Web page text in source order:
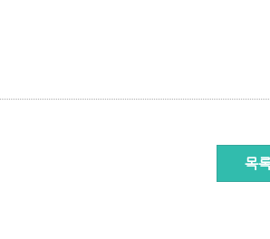
목